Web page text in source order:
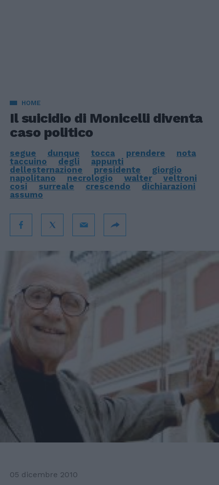
HOME
Il suicidio di Monicelli diventa
caso politico
segue dunque tocca prendere
nota
taccuino
degli
appunti
dellesternazione
presidente
giorgio
napolitano
necrologio walter
veltroni
cosi
surreale crescendo
dichiarazioni
assumo
05 dicembre 2010